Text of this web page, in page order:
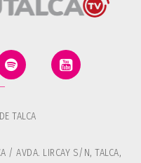
TALCA
/ AVDA. LIRCAY S/N, TALCA,